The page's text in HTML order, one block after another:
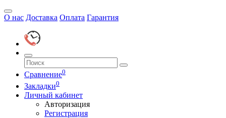
О нас Доставка Оплата Гарантия
Сравнение0
Закладки0
Личный кабинет
Авторизация
Регистрация